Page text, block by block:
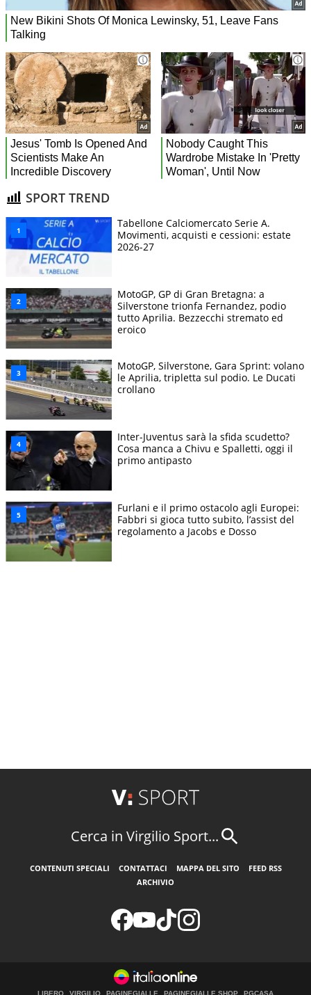
SPORT TREND
Tabellone Calciomercato Serie A.
Movimenti, acquisti e cessioni: estate
2026-27
MotoGP, GP di Gran Bretagna: a
Silverstone trionfa Fernandez, podio
tutto Aprilia. Bezzecchi stremato ed
eroico
MotoGP, Silverstone, Gara Sprint: volano
le Aprilia, tripletta sul podio. Le Ducati
crollano
Inter-Juventus sarà la sfida scudetto?
Cosa manca a Chivu e Spalletti, oggi il
primo antipasto
Furlani e il primo ostacolo agli Europei:
Fabbri si gioca tutto subito, l’assist del
regolamento a Jacobs e Dosso
Cerca in Virgilio Sport...
CONTENUTI SPECIALI CONTATTACI MAPPA DEL SITO
FEED RSS
ARCHIVIO
LIBERO VIRGILIO PAGINEGIALLE PAGINEGIALLE SHOP PGCASA